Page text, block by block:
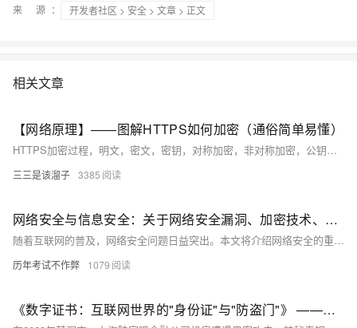
来 源：
开发者社区 > 安全 > 文章 > 正文
相关文章
【网络原理】——图解HTTPS如何加密（通俗简单易懂）
HTTPS加密过程，明文，密文，密钥，对称加密，非对称加密，公钥和私钥，证书加密
三三是该溜子 3385
网络安全与信息安全：关于网络安全漏洞、加密技术、安全意识等方面的知识分享
随着互联网的普及，网络安全问题日益突出。本文将介绍网络安全的重要性，分析常见的网络安全漏洞及其危害，探讨加密技术在保障网络安全中的作用，并强调提高安全意识的必要性。通过本文的学习，读者将了解网络安全的基本概念和应对策略，提升个人和组织的网络安全防护能力。
历年考试不作弊 1079
《数字证书：互联网世界的"身份证"与"防盗门"》 ——揭秘网络安全背后的加密江湖